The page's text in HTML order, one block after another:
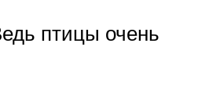
птицы очень